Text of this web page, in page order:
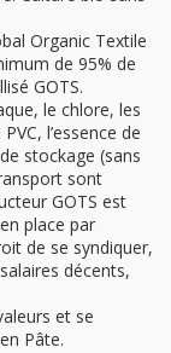
Organic Textile
de 95% de
GOTS.
le chlore, les
l’essence de
stockage (sans
sont
GOTS est
place par
de se syndiquer,
décents,
et se
Pâte.